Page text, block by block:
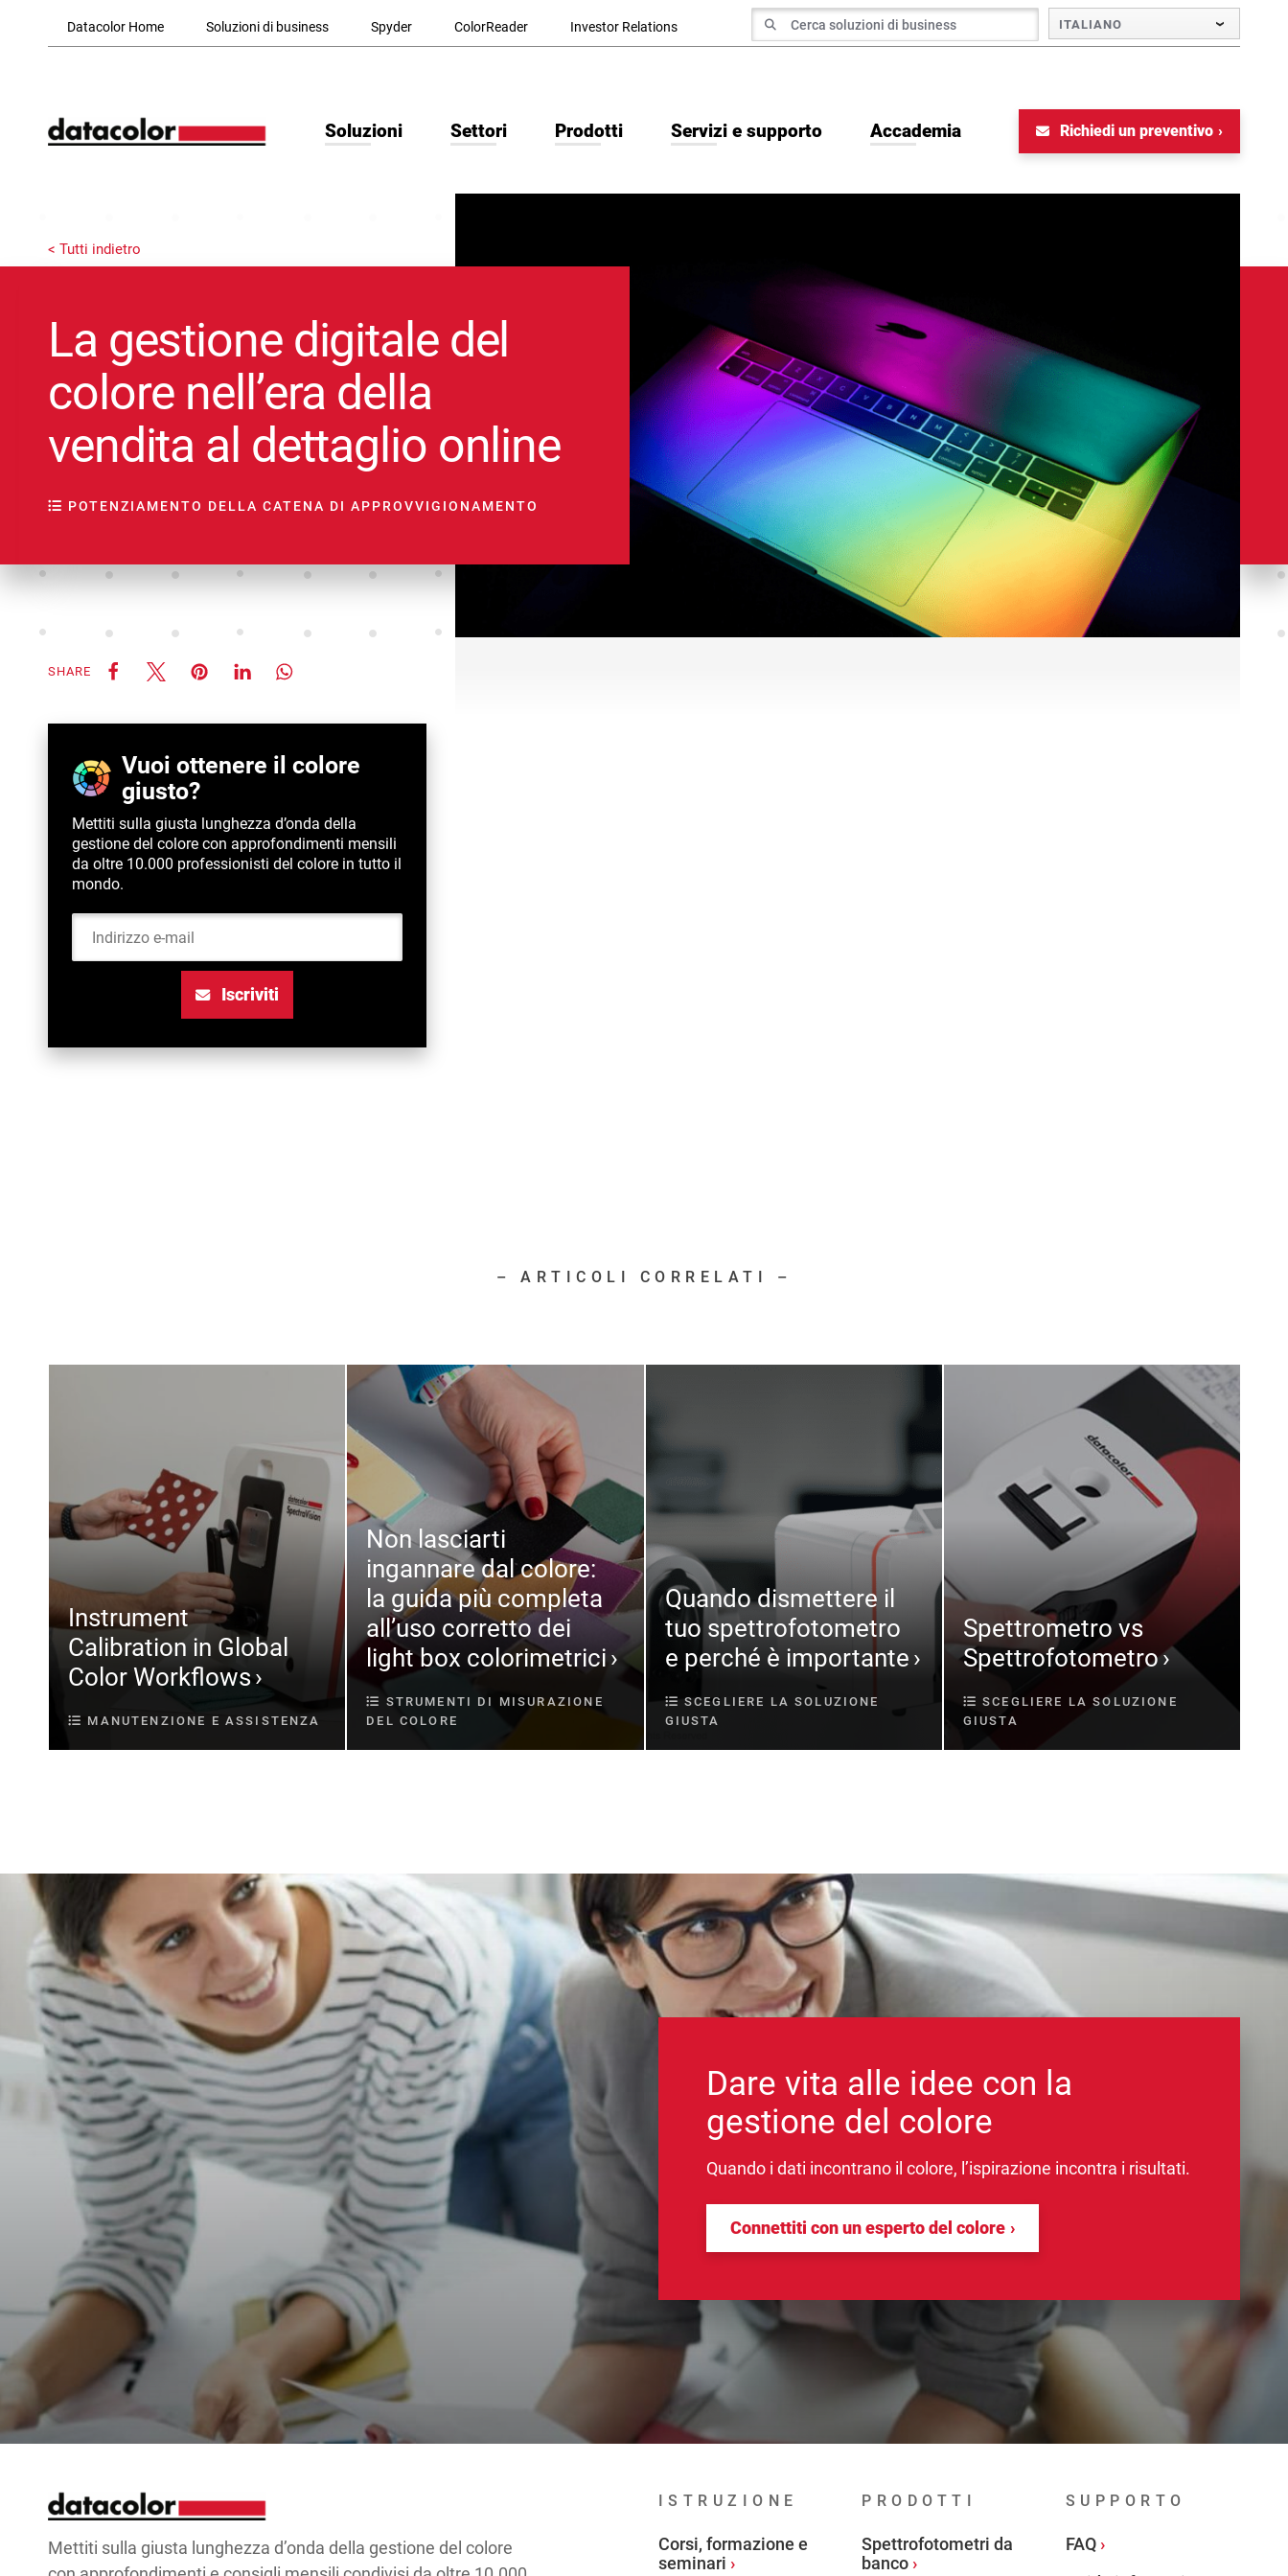
Datacolor Home Soluzioni di business Spyder ColorReader Investor Relations ricerca di
Cerca Ricerca
ITALIANO
Soluzioni Settori Prodotti Servizi e supporto Accademia Richiedi un preventivo
< Tutti indietro
La gestione digitale del
colore nell’era della
vendita al dettaglio online
POTENZIAMENTO DELLA CATENA DI APPROVVIGIONAMENTO
SHARE
Vuoi ottenere il colore
giusto?
Mettiti sulla giusta lunghezza d’onda della
gestione del colore con approfondimenti mensili
da oltre 10.000 professionisti del colore in tutto il
mondo.
Indirizzo e-mail
Iscriviti
– ARTICOLI CORRELATI –
Instrument
Calibration in Global
Color Workflows
MANUTENZIONE E ASSISTENZA
Non lasciarti
ingannare dal colore:
la guida più completa
all’uso corretto dei
light box colorimetrici
STRUMENTI DI MISURAZIONE
DEL COLORE
Quando dismettere il
tuo spettrofotometro
e perché è importante
SCEGLIERE LA SOLUZIONE
GIUSTA
Spettrometro vs
Spettrofotometro
SCEGLIERE LA SOLUZIONE
GIUSTA
Dare vita alle idee con la
gestione del colore
Quando i dati incontrano il colore, l’ispirazione incontra i risultati.
Connettiti con un esperto del colore
Mettiti sulla giusta lunghezza d’onda della gestione del colore
ISTRUZIONE
Corsi, formazione e
seminari
PRODOTTI
Spettrofotometri da
banco
SUPPORTO
FAQ